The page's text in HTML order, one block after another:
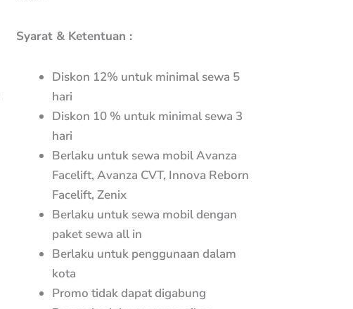
Syarat & Ketentuan :
Diskon 12% untuk minimal sewa 5
hari
Diskon 10 % untuk minimal sewa 3
hari
Berlaku untuk sewa mobil Avanza
Facelift, Avanza CVT, Innova Reborn
Facelift, Zenix
Berlaku untuk sewa mobil dengan
paket sewa all in
Berlaku untuk penggunaan dalam
kota
Promo tidak dapat digabung